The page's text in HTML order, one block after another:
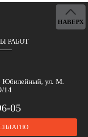
РАБОТ
Юбилейный, ул. М.
14
05
НАВЕРХ